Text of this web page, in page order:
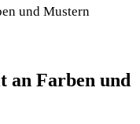
an Farben und